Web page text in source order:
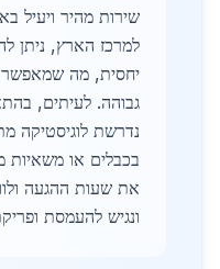
שירות מהיר ויעיל
למרכז הארץ, ניתן
יחסית, מה שמאפשר
גבוהה. לעיתים,
נדרשת לוגיסטיקה
בכבלים או
את שעות ההגעה
ונגיש להעמסת